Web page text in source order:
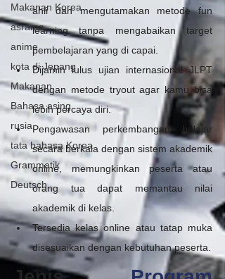
Makanan Korea
asrama
anime
kota di Jepang
Makanan
Bahasa asing
rusia
tata bahasa Korea
Grammatik
Deutsch
ahli dan mengutamakan metode fun
learning tanpa mengabaikan target
pembelajaran yang di capai.
Dijamin lulus ujian internasional JLPT
dengan metode tryout agar kamu bisa
lebih percaya diri.
Pengawasan perkembangan belajar
secara berkala dengan sistem akademik
online, memungkinkan peserta atau
orang tua dapat memantau nilai
akademik di kelas.
Tersedia kelas online atau tatap muka